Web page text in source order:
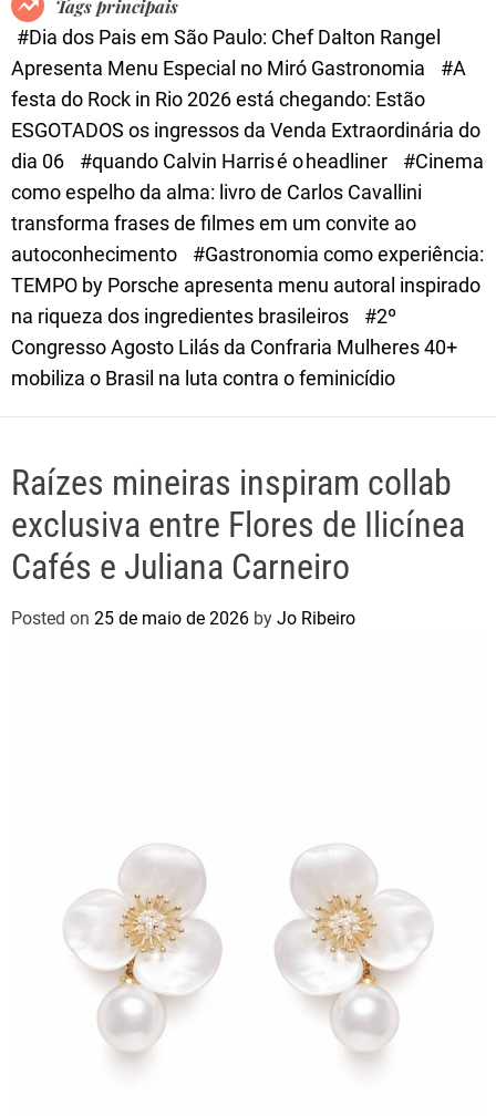
e
Tags principais
#Dia dos Pais em São Paulo: Chef Dalton Rangel
Apresenta Menu Especial no Miró Gastronomia
#A
festa do Rock in Rio 2026 está chegando: Estão
ESGOTADOS os ingressos da Venda Extraordinária do
dia 06
#quando Calvin Harris é o headliner
#Cinema
como espelho da alma: livro de Carlos Cavallini
transforma frases de filmes em um convite ao
autoconhecimento
#Gastronomia como experiência:
TEMPO by Porsche apresenta menu autoral inspirado
na riqueza dos ingredientes brasileiros
#2º
Congresso Agosto Lilás da Confraria Mulheres 40+
mobiliza o Brasil na luta contra o feminicídio
Raízes mineiras inspiram collab
exclusiva entre Flores de Ilicínea
Cafés e Juliana Carneiro
Posted on 25 de maio de 2026 by Jo Ribeiro